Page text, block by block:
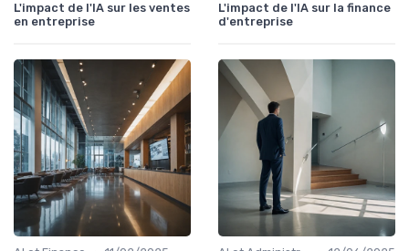
L'impact de l'IA sur les ventes
en entreprise
L'impact de l'IA sur la finance
d'entreprise